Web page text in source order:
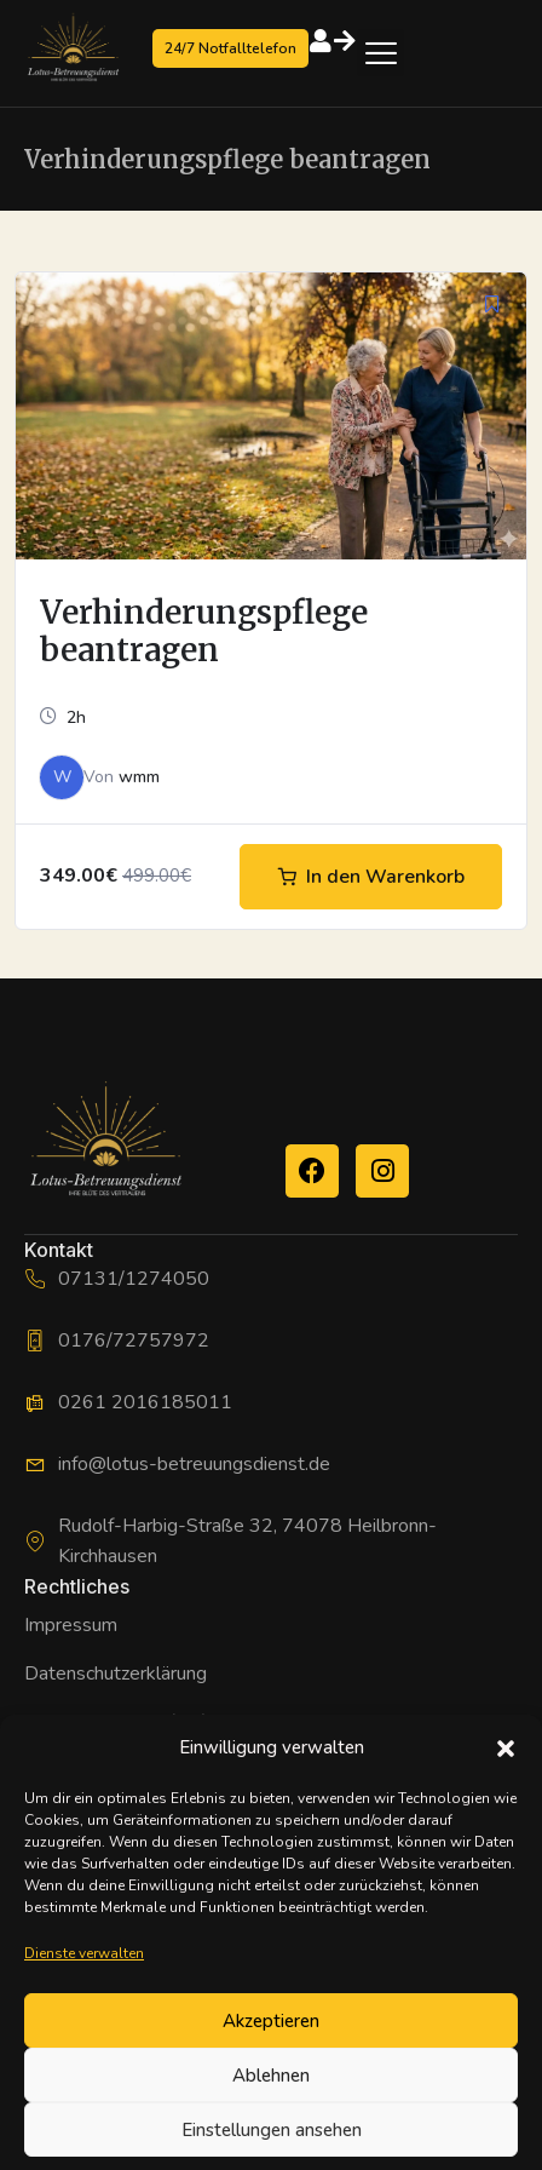
Einwilligung verwalten
Um dir ein optimales Erlebnis zu bieten, verwenden wir Technologien wie
Cookies, um Geräteinformationen zu speichern und/oder darauf
zuzugreifen. Wenn du diesen Technologien zustimmst, können wir Daten
wie das Surfverhalten oder eindeutige IDs auf dieser Website verarbeiten.
Wenn du deine Einwilligung nicht erteilst oder zurückziehst, können
bestimmte Merkmale und Funktionen beeinträchtigt werden.
Dienste verwalten
Akzeptieren
Ablehnen
Einstellungen ansehen
24/7 Notfalltelefon
Verhinderungspflege beantragen
Verhinderungspflege
beantragen
2h
W Von wmm
349.00€ 499.00€ In den Warenkorb
Kontakt
07131/1274050
0176/72757972
0261 2016185011
info@lotus-betreuungsdienst.de
Rudolf-Harbig-Straße 32, 74078 Heilbronn-
Kirchhausen
Rechtliches
Impressum
Datenschutzerklärung
Cookie-Richtlinie (EU)
Startseite
Leistungen
Verhinderungspflege
Team
Karriere
Kontakt
© 2026 Lotus Betreuungsdienst
website mit ♥︎ erstellt von we-make-marketing.com